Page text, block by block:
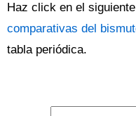
Haz click en el
comparativas del
tabla periódica.